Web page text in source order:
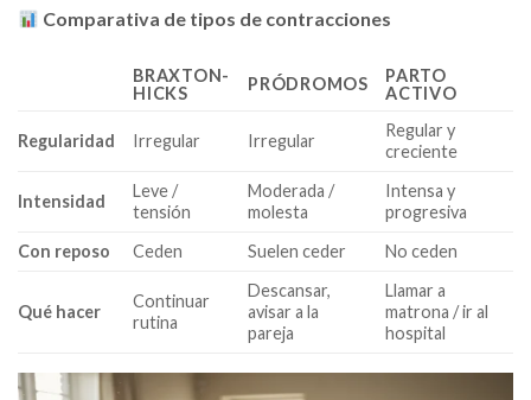
Comparativa de tipos de contracciones
BRAXTON-
HICKS
PRÓDROMOS
PARTO
ACTIVO
Regularidad Irregular Irregular
Regular y
creciente
Intensidad
Leve /
tensión
Moderada /
molesta
Intensa y
progresiva
Con reposo
Ceden Suelen ceder No ceden
Qué hacer
Continuar
rutina
Descansar,
avisar a la
pareja
Llamar a
matrona / ir al
hospital